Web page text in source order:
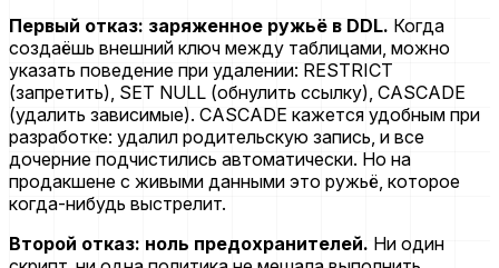
Первый отказ: заряженное ружьё в DDL. Когда
создаёшь внешний ключ между таблицами, можно
указать поведение при удалении: RESTRICT
(запретить), SET NULL (обнулить ссылку), CASCADE
(удалить зависимые). CASCADE кажется удобным при
разработке: удалил родительскую запись, и все
дочерние подчистились автоматически. Но на
продакшене с живыми данными это ружьё, которое
когда-нибудь выстрелит.
Второй отказ: ноль предохранителей. Ни один